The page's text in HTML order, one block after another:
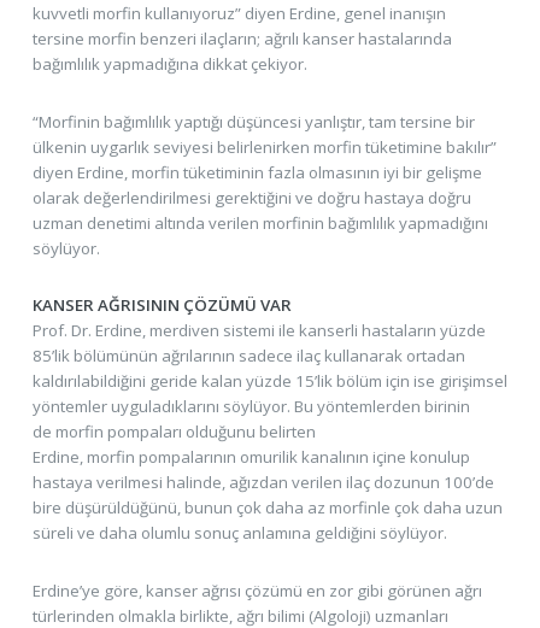
kuvvetli morfin kullanıyoruz” diyen Erdine, genel inanışın
tersine morfin benzeri ilaçların; ağrılı kanser hastalarında
bağımlılık yapmadığına dikkat çekiyor.
“Morfinin bağımlılık yaptığı düşüncesi yanlıştır, tam tersine bir
ülkenin uygarlık seviyesi belirlenirken morfin tüketimine bakılır”
diyen Erdine, morfin tüketiminin fazla olmasının iyi bir gelişme
olarak değerlendirilmesi gerektiğini ve doğru hastaya doğru
uzman denetimi altında verilen morfinin bağımlılık yapmadığını
söylüyor.
KANSER AĞRISININ ÇÖZÜMÜ VAR
Prof. Dr. Erdine, merdiven sistemi ile kanserli hastaların yüzde
85’lik bölümünün ağrılarının sadece ilaç kullanarak ortadan
kaldırılabildiğini geride kalan yüzde 15’lik bölüm için ise girişimsel
yöntemler uyguladıklarını söylüyor. Bu yöntemlerden birinin
de morfin pompaları olduğunu belirten
Erdine, morfin pompalarının omurilik kanalının içine konulup
hastaya verilmesi halinde, ağızdan verilen ilaç dozunun 100’de
bire düşürüldüğünü, bunun çok daha az morfinle çok daha uzun
süreli ve daha olumlu sonuç anlamına geldiğini söylüyor.
Erdine’ye göre, kanser ağrısı çözümü en zor gibi görünen ağrı
türlerinden olmakla birlikte, ağrı bilimi (Algoloji) uzmanları